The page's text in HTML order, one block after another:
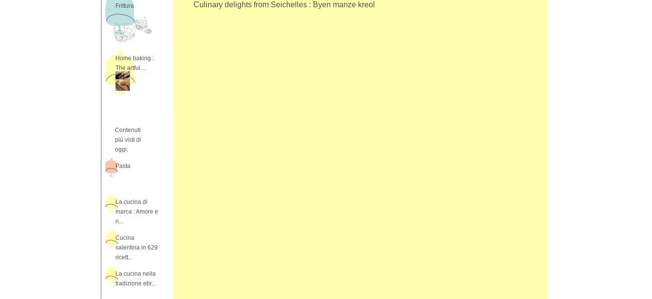
Frittura
Home baking :
The artful ...
Contenuti
più visti di
oggi:
Pasta
La cucina di
marca : Amore e
n...
Cucina
salentina in 629
ricett...
La cucina nella
tradizione ebr...
Culinary delights from Seichelles : Byen manze kreol